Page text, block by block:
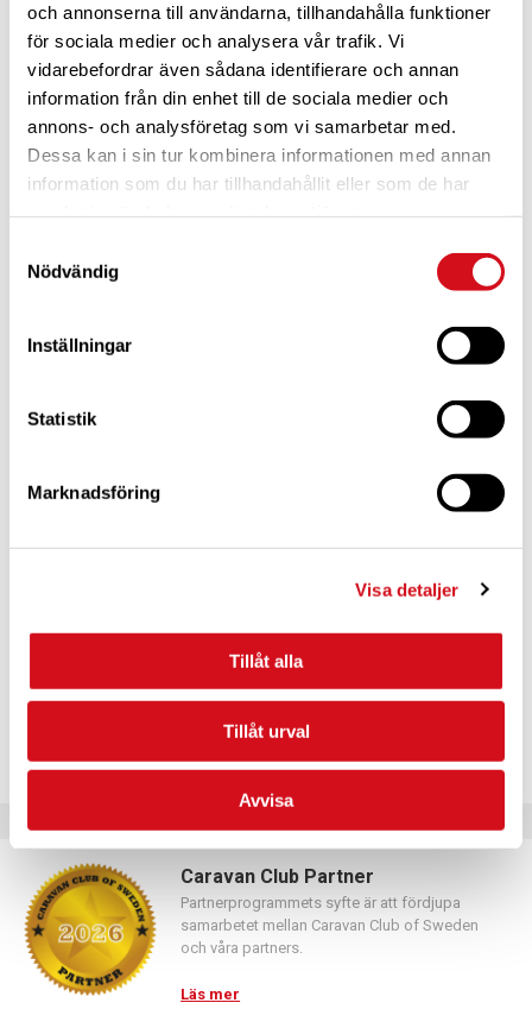
och annonserna till användarna, tillhandahålla funktioner
för sociala medier och analysera vår trafik. Vi
vidarebefordrar även sådana identifierare och annan
information från din enhet till de sociala medier och
annons- och analysföretag som vi samarbetar med.
Dessa kan i sin tur kombinera informationen med annan
information som du har tillhandahållit eller som de har
Nödvändig
Inställningar
Statistik
Marknadsföring
Visa detaljer
Tillåt alla
Tillåt urval
Avvisa
För dig som är blivande ny medlemTa del av alla förmåner.
Bli medlem idag.
Logga in med hjälp av formuläret och följ anvisningarna.
Caravan Club Partner
Partnerprogrammets syfte är att fördjupa
samarbetet mellan Caravan Club of Sweden
och våra partners.
Läs mer